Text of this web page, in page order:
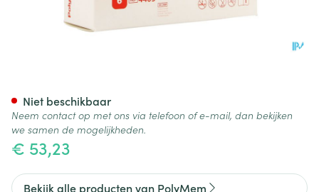
€ 53,23
Niet beschikbaar
Neem contact op met ons via telefoon of e-mail, dan bekijken
we samen de mogelijkheden.
Bekijk alle producten van PolyMem